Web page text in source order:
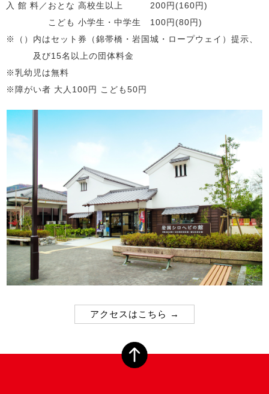
入 館 料／おとな 高校生以上 200円(160円)
こども 小学生・中学生 100円(80円)
※（）内はセット券（錦帯橋・岩国城・ロープウェイ）提示、
及び15名以上の団体料金
※乳幼児は無料
※障がい者 大人100円 こども50円
アクセスはこちら